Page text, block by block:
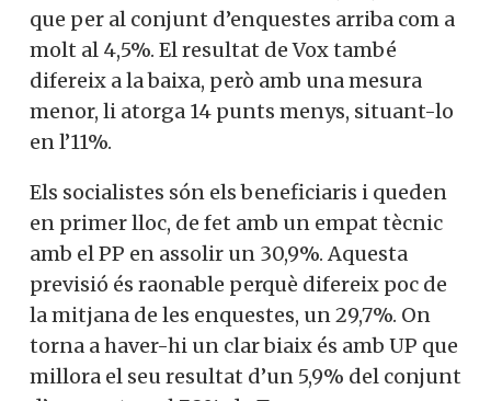
que per al conjunt d’enquestes arriba com a
molt al 4,5%. El resultat de Vox també
difereix a la baixa, però amb una mesura
menor, li atorga 14 punts menys, situant-lo
en l’11%.
Els socialistes són els beneficiaris i queden
en primer lloc, de fet amb un empat tècnic
amb el PP en assolir un 30,9%. Aquesta
previsió és raonable perquè difereix poc de
la mitjana de les enquestes, un 29,7%. On
torna a haver-hi un clar biaix és amb UP que
millora el seu resultat d’un 5,9% del conjunt